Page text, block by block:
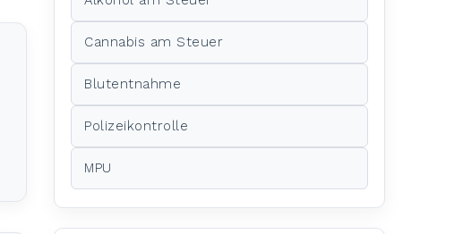
Cannabis am Steuer
Blutentnahme
Polizeikontrolle
MPU